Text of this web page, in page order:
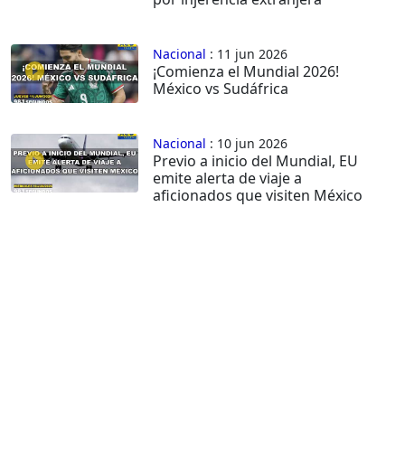
Nacional : 11 jun 2026
¡Comienza el Mundial 2026!
México vs Sudáfrica
Nacional : 10 jun 2026
Previo a inicio del Mundial, EU
emite alerta de viaje a
aficionados que visiten México